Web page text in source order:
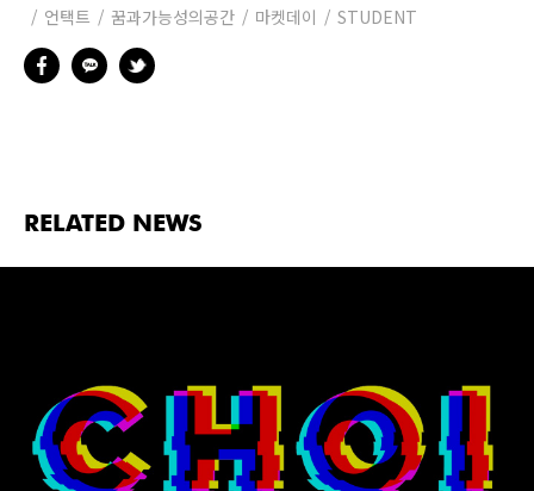
언택트
꿈과가능성의공간 마켓데이 STUDENT
RELATED NEWS